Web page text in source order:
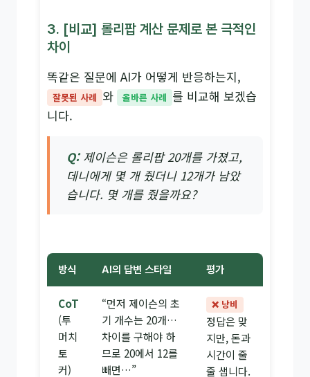
3. [비교] 롤리팝 계산 문제로 본 극적인
차이
똑같은 질문에 AI가 어떻게 반응하는지,
잘못된 사례 와 올바른 사례 를 비교해 보겠습
니다.
Q:제이슨은 롤리팝 20개를 가졌고,
데니에게 몇 개 줬더니 12개가 남았
습니다. 몇 개를 줬을까요?
방식 AI의 답변 스타일 평가
CoT
(투
머치
토
커)
“먼저 제이슨의 초
기 개수는 20개…
차이를 구해야 하
므로 20에서 12를
빼면…”
❌ 낭비
정답은 맞
지만, 돈과
시간이 줄
줄 샙니다.